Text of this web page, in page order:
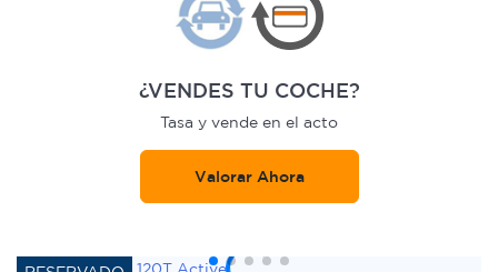
¿VENDES TU COCHE?
Tasa y vende en el acto
Valorar Ahora